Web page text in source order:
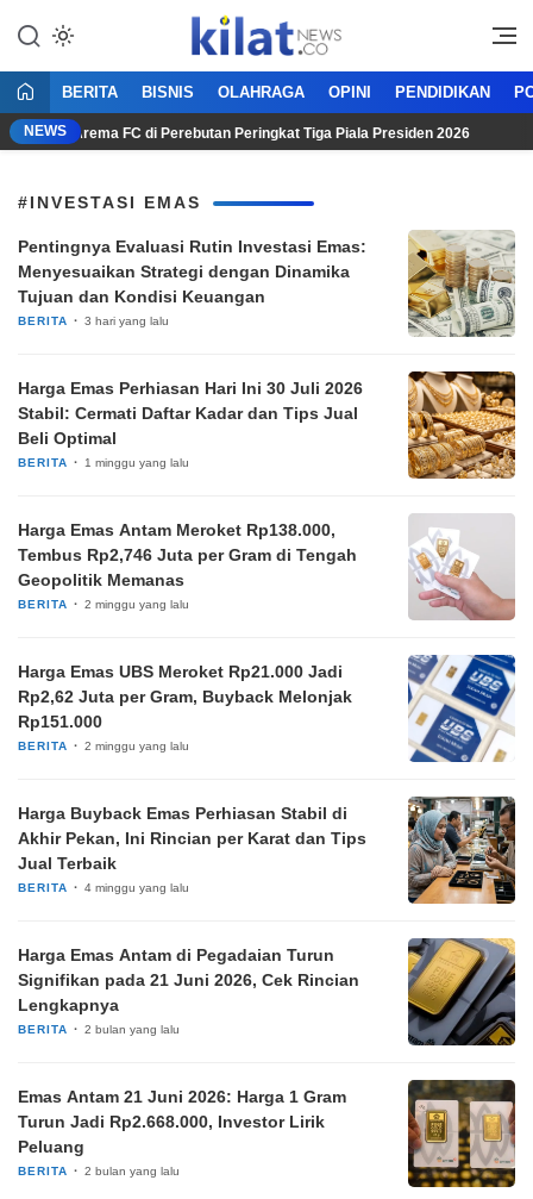
KilatNews.co
Mencerdaskan Anak Bangsa
BERITA BISNIS OLAHRAGA OPINI PENDIDIKAN
NEWSArema FC di Perebutan Peringkat Tiga Piala Presiden 2026
#INVESTASI EMAS
Pentingnya Evaluasi Rutin Investasi Emas:
Menyesuaikan Strategi dengan Dinamika
Tujuan dan Kondisi Keuangan
BERITA 3 hari yang lalu
Harga Emas Perhiasan Hari Ini 30 Juli 2026
Stabil: Cermati Daftar Kadar dan Tips Jual
Beli Optimal
BERITA 1 minggu yang lalu
Harga Emas Antam Meroket Rp138.000,
Tembus Rp2,746 Juta per Gram di Tengah
Geopolitik Memanas
BERITA 2 minggu yang lalu
Harga Emas UBS Meroket Rp21.000 Jadi
Rp2,62 Juta per Gram, Buyback Melonjak
Rp151.000
BERITA 2 minggu yang lalu
Harga Buyback Emas Perhiasan Stabil di
Akhir Pekan, Ini Rincian per Karat dan Tips
Jual Terbaik
BERITA 4 minggu yang lalu
Harga Emas Antam di Pegadaian Turun
Signifikan pada 21 Juni 2026, Cek Rincian
Lengkapnya
BERITA 2 bulan yang lalu
Emas Antam 21 Juni 2026: Harga 1 Gram
Turun Jadi Rp2.668.000, Investor Lirik
Peluang
BERITA 2 bulan yang lalu